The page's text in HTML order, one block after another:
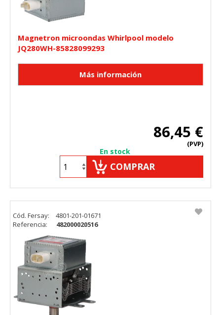
Magnetron microondas Whirlpool modelo
JQ280WH-85828099293
86,45 €
(PVP)
En stock
COMPRAR
Cód. Fersay:
4801-201-01671
Referencia:
482000020516